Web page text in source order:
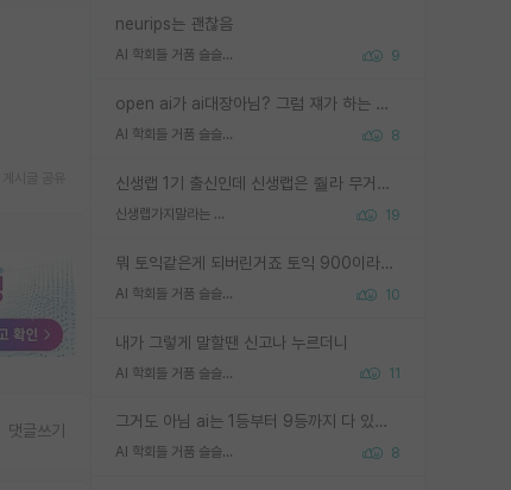
neurips는 괜찮음
AI 학회들 거품 슬슬 지적이 나오네요 9
open ai가 ai대장아님? 그럼 쟤가 하는 말이 다 맞겠네
AI 학회들 거품 슬슬 지적이 나오네요 8
신생랩 1기 출신인데 신생랩은 줠라 무거운 바벨 같은거임. 들면 대박인데 못들면 깔려 죽음. 아무도 알려주지 않는 환경에서 자생해야하지만, 일단 살아남았다면 그 어떤 사람보다 악착같고 생존력 높은 사람으로 거듭날 수 있음
신생랩가지말라는 이유가 있었구나 19
뭐 토익같은게 되버린거죠 토익 900이라고 영어잘하는건 아닙니다만 잘하는사람은 다 900을 넘는 그런
AI 학회들 거품 슬슬 지적이 나오네요 10
내가 그렇게 말할땐 신고나 누르더니
AI 학회들 거품 슬슬 지적이 나오네요 11
그거도 아님 ai는 1등부터 9등까지 다 있음 그거도 없는 사람은 뭐냐 교수가 그냥 못하게 한거 1등급도 교수가 막으면 안됨
AI 학회들 거품 슬슬 지적이 나오네요 8
댓글쓰기